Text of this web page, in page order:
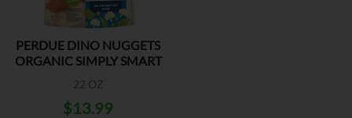
PERDUE DINO NUGGETS
ORGANIC SIMPLY SMART
22 OZ
$13.99